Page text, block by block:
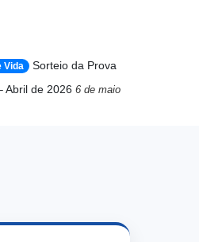
Vida
Sorteio da Prova
Abril de 2026 6 de maio